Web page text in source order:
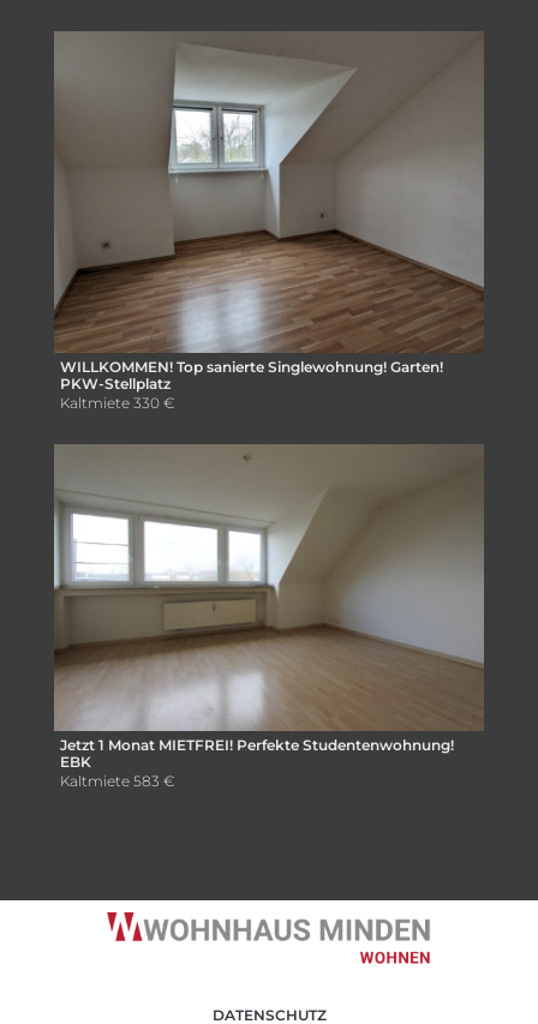
WILLKOMMEN! Top sanierte Singlewohnung! Garten!
PKW-Stellplatz
Kaltmiete 330 €
Jetzt 1 Monat MIETFREI! Perfekte Studentenwohnung!
EBK
Kaltmiete 583 €
DATENSCHUTZ